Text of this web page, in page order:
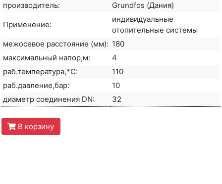
производитель:
Grundfos (Дания)
Применение:
индивидуальные
отопительные системы
межосевое расстояние (мм): 180
максимальный напор,м:
4
раб.температура,*С:
110
раб.давление,бар:
10
диаметр соединения DN:
32
В корзину